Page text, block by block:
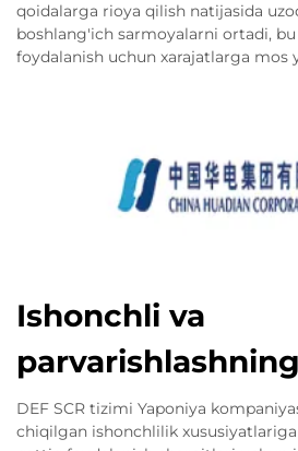
qoidalarga rioya qilish natijasida
boshlang'ich sarmoyalarni ortadi,
foydalanish uchun xarajatlarga mos
Ishonchli va
DEF SCR tizimi Yaponiya
chiqilgan ishonchlilik xususiyatlariga